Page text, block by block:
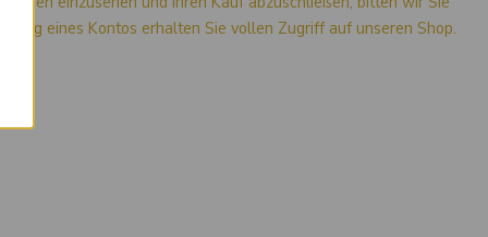
eines Kontos erhalten Sie vollen Zugriff auf unseren Shop.